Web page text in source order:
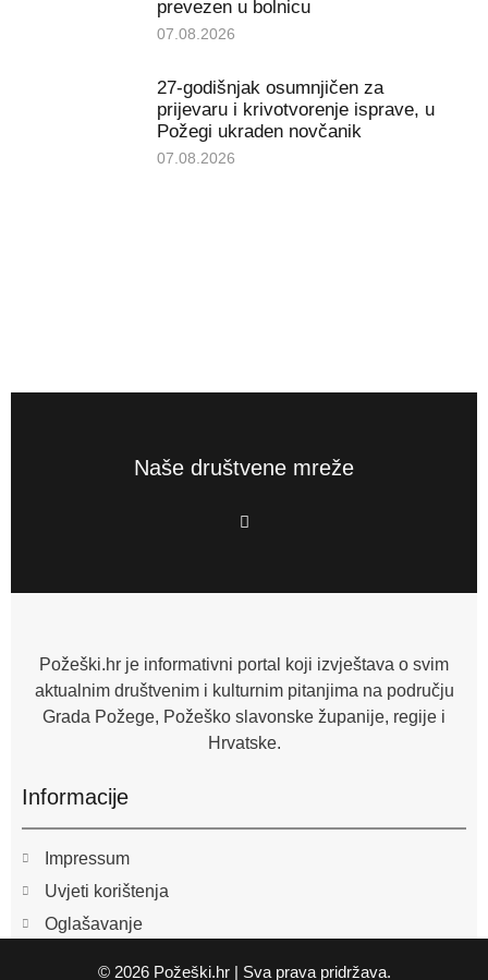
prevezen u bolnicu
07.08.2026
27-godišnjak osumnjičen za
prijevaru i krivotvorenje isprave, u
Požegi ukraden novčanik
07.08.2026
Naše društvene mreže
F
a
o
f
Požeški.hr je informativni portal koji izvještava o svim
aktualnim društvenim i kulturnim pitanjima na području
Grada Požege, Požeško slavonske županije, regije i
Hrvatske.
Informacije
Impressum
Uvjeti korištenja
Oglašavanje
© 2026 Požeški.hr | Sva prava pridržava.